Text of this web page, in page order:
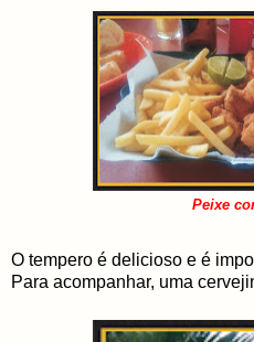
Peixe
O tempero é delicioso e é
Para acompanhar, uma